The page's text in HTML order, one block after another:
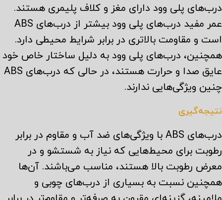
درب‌های پلی وود دارای مغز و کلاف پلیمری هستند.
عمر مفید درب‌های پلی وود بیشتر از درب‌های ABS
است و مقاومت بالاتری در برابر شرایط محیطی دارد.
همچنین، درب‌های پلی وود به دلیل ساختار خاص خود
عایق صدا و حرارت هستند، در حالی که درب‌های ABS
چنین ویژگی‌هایی ندارند.
نتیجه‌گیری
درب‌های ABS با ویژگی‌های ضد آب و مقاوم در برابر
رطوبت برای محیط‌هایی که نیاز به شستشو و در
معرض رطوبت بالا هستند، مناسب می‌باشند. آن‌ها
همچنین نسبت به بسیاری از درب‌های چوبی و